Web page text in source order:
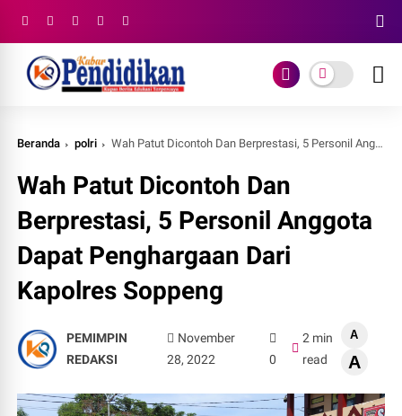
Beranda polri Wah Patut Dicontoh Dan Berprestasi, 5 Personil Anggota Dapat Penghargaan Dari Kapolres Soppeng
Wah Patut Dicontoh Dan
Berprestasi, 5 Personil Anggota
Dapat Penghargaan Dari
Kapolres Soppeng
PEMIMPIN
REDAKSI
November
28, 2022
0
2 min
read
A
A